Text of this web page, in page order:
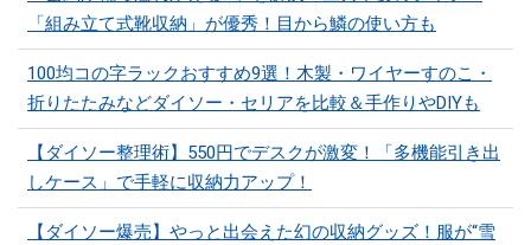
「組み立て式靴収納」が優秀！目から鱗の使い方も
100均コの字ラックおすすめ9選！木製・ワイヤーすのこ・
折りたたみなどダイソー・セリアを比較＆手作りやDIYも
【ダイソー整理術】550円でデスクが激変！「多機能引き出
しケース」で手軽に収納力アップ！
【ダイソー爆売】やっと出会えた幻の収納グッズ！服が“雪